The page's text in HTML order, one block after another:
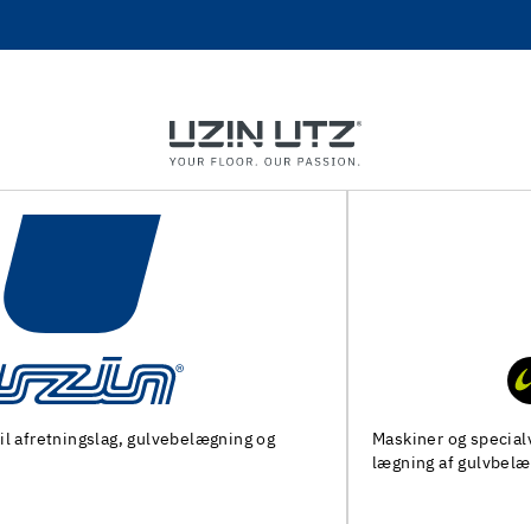
Maskiner og specialværktøj til forberedelse af undergulv og